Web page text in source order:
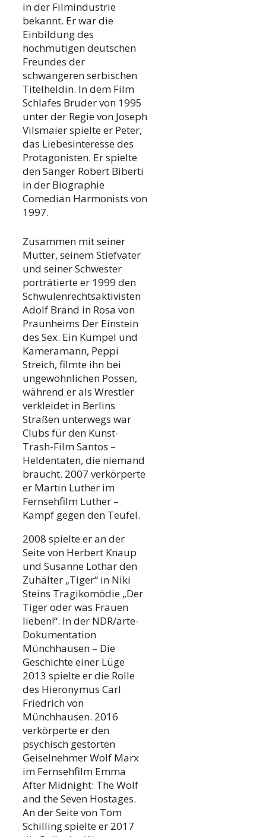
in der Filmindustrie
bekannt. Er war die
Einbildung des
hochmütigen deutschen
Freundes der
schwangeren serbischen
Titelheldin. In dem Film
Schlafes Bruder von 1995
unter der Regie von Joseph
Vilsmaier spielte er Peter,
das Liebesinteresse des
Protagonisten. Er spielte
den Sänger Robert Biberti
in der Biographie
Comedian Harmonists von
1997.
Zusammen mit seiner
Mutter, seinem Stiefvater
und seiner Schwester
porträtierte er 1999 den
Schwulenrechtsaktivisten
Adolf Brand in Rosa von
Praunheims Der Einstein
des Sex. Ein Kumpel und
Kameramann, Peppi
Streich, filmte ihn bei
ungewöhnlichen Possen,
während er als Wrestler
verkleidet in Berlins
Straßen unterwegs war
Clubs für den Kunst-
Trash-Film Santos –
Heldentaten, die niemand
braucht. 2007 verkörperte
er Martin Luther im
Fernsehfilm Luther –
Kampf gegen den Teufel.
2008 spielte er an der
Seite von Herbert Knaup
und Susanne Lothar den
Zuhälter „Tiger“ in Niki
Steins Tragikomödie „Der
Tiger oder was Frauen
lieben!“. In der NDR/arte-
Dokumentation
Münchhausen – Die
Geschichte einer Lüge
2013 spielte er die Rolle
des Hieronymus Carl
Friedrich von
Münchhausen. 2016
verkörperte er den
psychisch gestörten
Geiselnehmer Wolf Marx
im Fernsehfilm Emma
After Midnight: The Wolf
and the Seven Hostages.
An der Seite von Tom
Schilling spielte er 2017